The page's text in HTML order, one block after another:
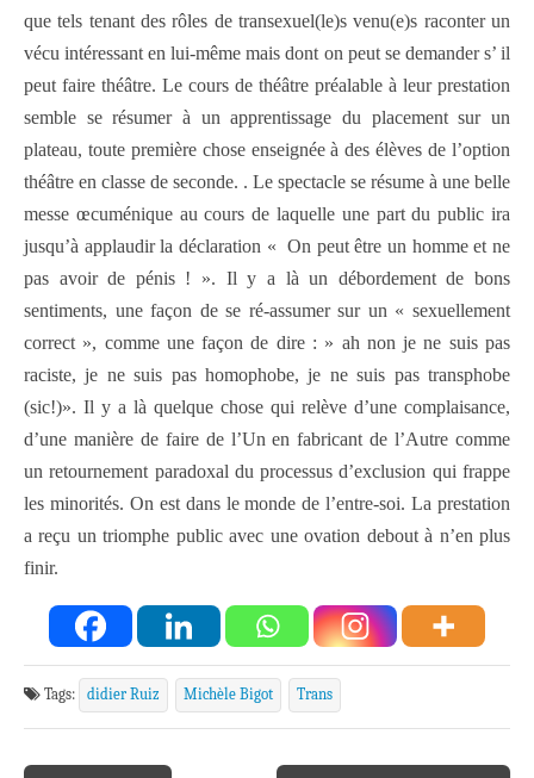
que tels tenant des rôles de transexuel(le)s venu(e)s raconter un
vécu intéressant en lui-même mais dont on peut se demander s’ il
peut faire théâtre. Le cours de théâtre préalable à leur prestation
semble se résumer à un apprentissage du placement sur un
plateau, toute première chose enseignée à des élèves de l’option
théâtre en classe de seconde. . Le spectacle se résume à une belle
messe œcuménique au cours de laquelle une part du public ira
jusqu’à applaudir la déclaration « On peut être un homme et ne
pas avoir de pénis ! ». Il y a là un débordement de bons
sentiments, une façon de se ré-assumer sur un « sexuellement
correct », comme une façon de dire : » ah non je ne suis pas
raciste, je ne suis pas homophobe, je ne suis pas transphobe
(sic!)». Il y a là quelque chose qui relève d’une complaisance,
d’une manière de faire de l’Un en fabricant de l’Autre comme
un retournement paradoxal du processus d’exclusion qui frappe
les minorités. On est dans le monde de l’entre-soi. La prestation
a reçu un triomphe public avec une ovation debout à n’en plus
finir.
Tags: didier Ruiz Michèle Bigot Trans